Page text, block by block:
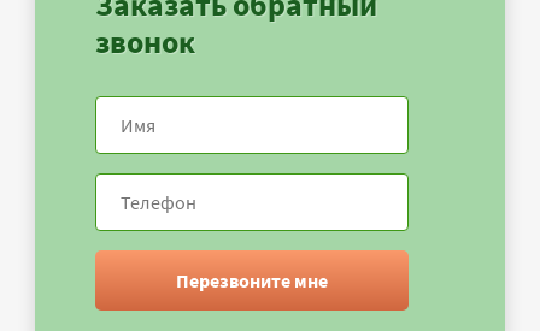
звонок
Перезвоните мне